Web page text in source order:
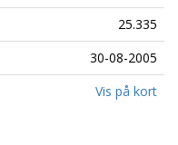
25.335
30-08-2005
Vis på kort